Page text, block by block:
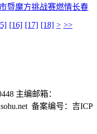
暨魔方挑战赛燃情长春
[16] [17] [18] > >>
主编邮箱：
备案编号：吉ICP